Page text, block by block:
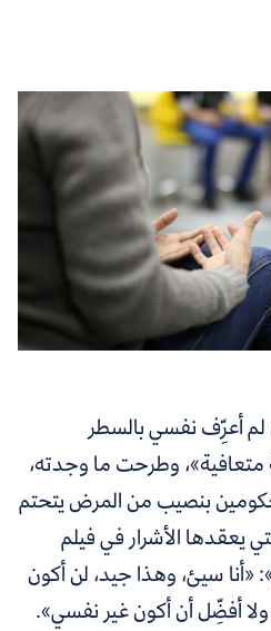
لم أعرِّف نفسي بالسطر
متعافية»، وطرحت ما وجدته،
بنصيب من المرض يتحتم
يعقدها الأشرار في فيلم
«أنا سيئ، وهذا جيد، لن أكون
أفضِّل أن أكون غير نفسي».